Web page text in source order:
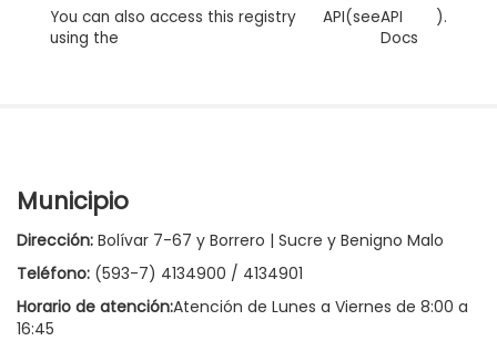
You can also access this registry
using the
API(seeAPI
Docs
).
Municipio
Dirección: Bolívar 7-67 y Borrero | Sucre y Benigno Malo
Teléfono: (593-7) 4134900 / 4134901
Horario de atención:Atención de Lunes a Viernes de 8:00 a
16:45